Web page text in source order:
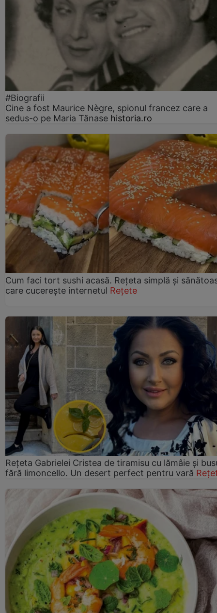
#Biografii
Cine a fost Maurice Nègre, spionul francez care a
sedus-o pe Maria Tănase historia.ro
Cum faci tort sushi acasă. Rețeta simplă și
care cucerește internetul Rețete
Rețeta Gabrielei Cristea de tiramisu cu lămâie și
fără limoncello. Un desert perfect pentru vară